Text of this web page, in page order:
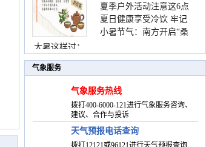
大暑这样过：
温小贴士
夏季户外活动注意这6点
防暑健身两不误
夏日健康享受冷饮 牢记
“两注意一控制”
小暑节气：南方开启“桑
季
气象服务
气象服务热线
拨打400-6000-121进行气象服务咨询、
建议、合作与投诉
天气预报电话查询
拨打12121或96121进行天气预报查询